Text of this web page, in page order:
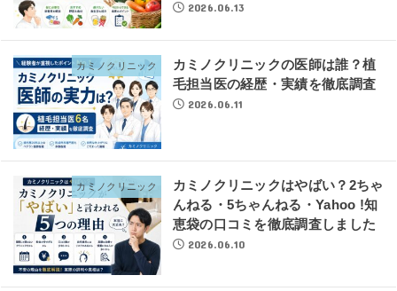
2026.06.13
カミノクリニック
カミノクリニックの医師は誰？植
毛担当医の経歴・実績を徹底調査
2026.06.11
カミノクリニック
カミノクリニックはやばい？2ちゃ
んねる・5ちゃんねる・Yahoo !知
恵袋の口コミを徹底調査しました
2026.06.10